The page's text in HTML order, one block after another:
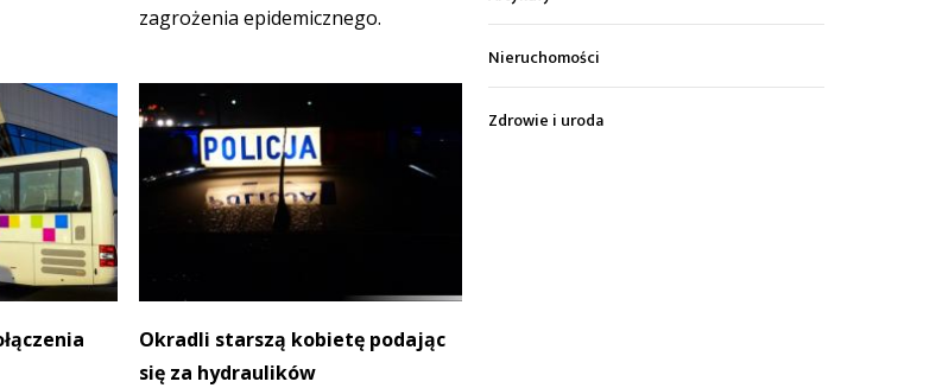
zagrożenia epidemicznego.
Okradli starszą kobietę podając
się za hydraulików
Nieruchomości
Zdrowie i uroda